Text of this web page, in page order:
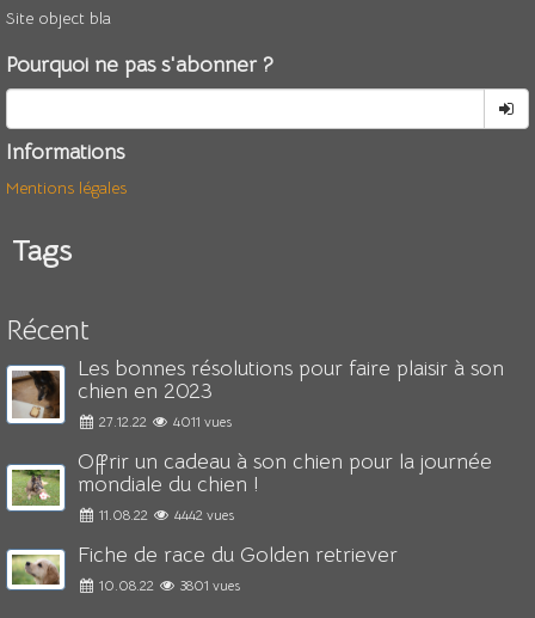
Site object bla
Pourquoi ne pas s'abonner ?
Informations
Mentions légales
Tags
Récent
Les bonnes résolutions pour faire plaisir à son
chien en 2023
27.12.22 4011 vues
Offrir un cadeau à son chien pour la journée
mondiale du chien !
11.08.22 4442 vues
Fiche de race du Golden retriever
10.08.22 3801 vues